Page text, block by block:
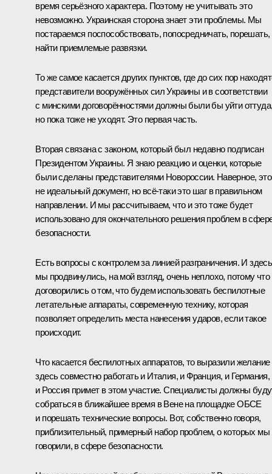
время серьёзного характера. Поэтому не учитывать это
невозможно. Украинская сторона знает эти проблемы. Мы
постараемся поспособствовать, попосредничать, порешать,
найти приемлемые развязки.
То же самое касается других пунктов, где до сих пор
представители вооружённых сил Украины и в соответствии
с минскими договорённостями должны были бы уйти
но пока тоже не уходят. Это первая часть.
Вторая связана с законом, который был недавно подписан
Президентом Украины. Я знаю реакцию и оценки, которые
были сделаны представителями Новороссии. Наверное, это
не идеальный документ, но всё‑таки это шаг в правильном
направлении. И мы рассчитываем, что и это тоже будет
использовано для окончательного решения проблем в
безопасности.
Есть вопросы с контролем за линией разграничения. И здесь
мы продвинулись, на мой взгляд, очень неплохо, потому что
договорились о том, что будем использовать беспилотные
летательные аппараты, современную технику, которая
позволяет определить места нанесения ударов, если такое
происходит.
Что касается беспилотных аппаратов, то выразили желание
здесь совместно работать и Италия, и Франция, и Германия,
и Россия примет в этом участие. Специалисты должны
собраться в ближайшее время в Вене на площадке ОБСЕ
и порешать технические вопросы. Вот, собственно говоря,
приблизительный, примерный набор проблем, о которых мы
говорили, в сфере безопасности.